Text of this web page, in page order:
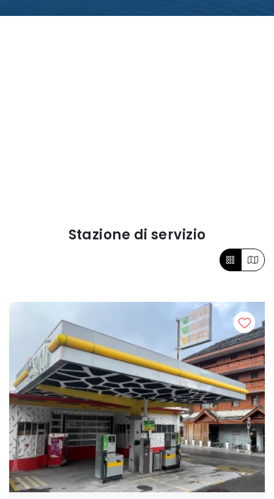
Stazione di servizio